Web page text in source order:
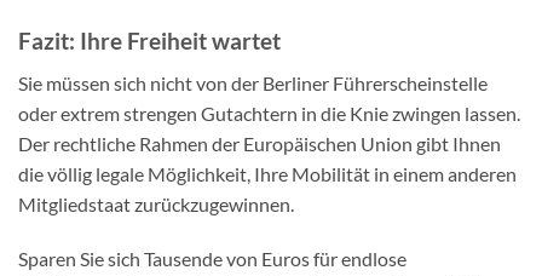
Fazit: Ihre Freiheit wartet
Sie müssen sich nicht von der Berliner Führerscheinstelle
oder extrem strengen Gutachtern in die Knie zwingen lassen.
Der rechtliche Rahmen der Europäischen Union gibt Ihnen
die völlig legale Möglichkeit, Ihre Mobilität in einem anderen
Mitgliedstaat zurückzugewinnen.
Sparen Sie sich Tausende von Euros für endlose